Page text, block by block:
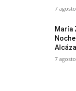
7
María
7